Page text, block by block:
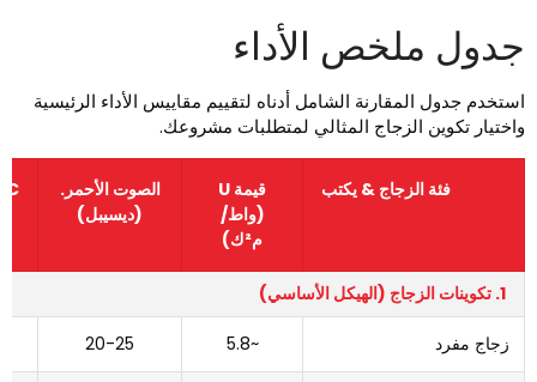
ملخص الأداء
جدول المقارنة الشامل أدناه لتقييم مقاييس الأداء الرئيسية
تكوين الزجاج المثالي لمتطلبات مشروعك.
فئة الزجاج & يكتب
قيمة U
(واط/
الصوت الأحمر.
(ديسيبل)
زجاج مفرد 20-25